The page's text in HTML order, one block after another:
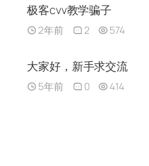
极客cvv教学骗子
2年前 2 574
大家好，新手求交流
5年前 0 414